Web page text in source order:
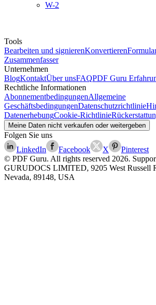
W-2
Tools
Bearbeiten und signierenKonvertieren
Zusammenfasser
Unternehmen
BlogKontaktÜber unsFAQPDF Guru
Rechtliche Informationen
AbonnementbedingungenAllgemeine
GeschäftsbedingungenDatenschutzrichtlinie
DatenerhebungCookie-Richtlinie
Meine Daten nicht verkaufen oder weitergeben
Folgen Sie uns
LinkedIn
Facebook X
Pinterest
© PDF Guru. All rights reserved 2026.
GURUDOCS LIMITED, 9205 West Russell
Nevada, 89148, USA